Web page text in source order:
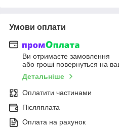
Умови оплати
Ви отримаєте замовлення
або гроші повернуться на
Детальніше
Оплатити частинами
Післяплата
Оплата на рахунок